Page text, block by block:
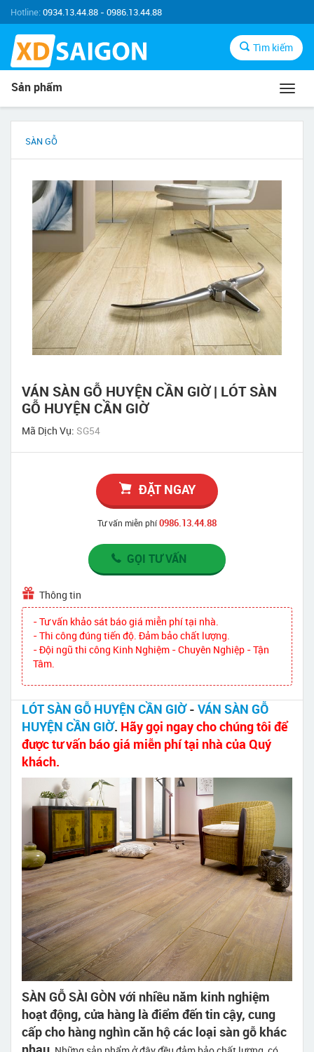
Hotline:0934.13.44.88 - 0986.13.44.88
Tìm kiếm
Sản phẩm
SÀN GỖ
VÁN SÀN GỖ HUYỆN CẦN GIỜ | LÓT SÀN
GỖ HUYỆN CẦN GIỜ
Mã Dịch Vụ: SG54
ĐẶT NGAY
Tư vấn miễn phí0986.13.44.88
GỌI TƯ VẤN
Thông tin
- Tư vấn khảo sát báo giá miễn phí tại nhà.
- Thi công đúng tiến độ. Đảm bảo chất lượng.
- Đội ngũ thi công Kinh Nghiệm - Chuyên Nghiệp - Tận
Tâm.
LÓT SÀN GỖ HUYỆN CẦN GIỜ- VÁN SÀN GỖ
HUYỆN CẦN GIỜ. Hãy gọi ngay cho chúng tôi để
được tư vấn báo giá miễn phí tại nhà của Quý
khách.
SÀN GỖ SÀI GÒN với nhiều năm kinh nghiệm
hoạt động, cửa hàng là điểm đến tin cậy, cung
cấp cho hàng nghìn căn hộ các loại sàn gỗ khác